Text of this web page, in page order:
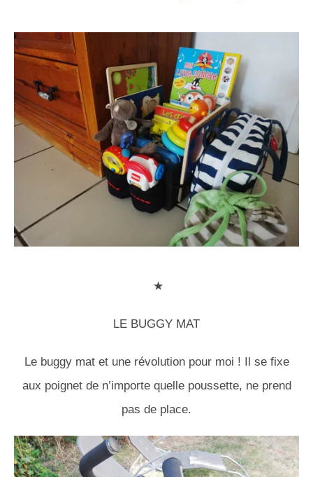
★
LE BUGGY MAT
Le buggy mat et une révolution pour moi ! Il se fixe
aux poignet de n’importe quelle poussette, ne prend
pas de place.